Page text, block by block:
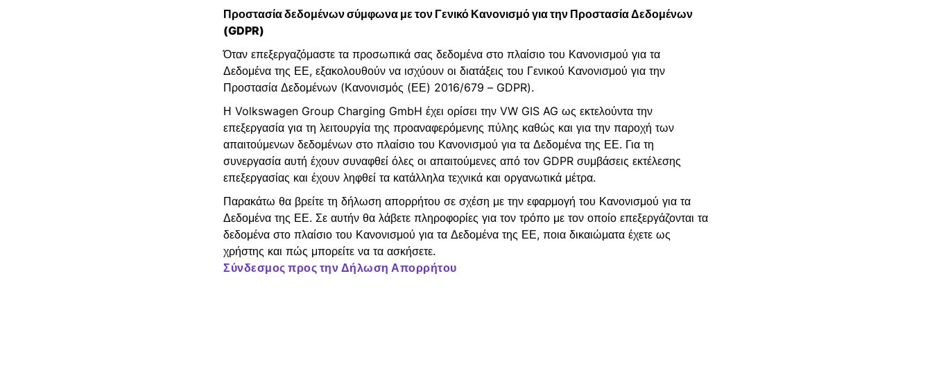
Προστασία δεδομένων σύμφωνα με τον Γενικό Κανονισμό για την Προστασία Δεδομένων
(GDPR)
Όταν επεξεργαζόμαστε τα προσωπικά σας δεδομένα στο πλαίσιο του Κανονισμού για τα
Δεδομένα της ΕΕ, εξακολουθούν να ισχύουν οι διατάξεις του Γενικού Κανονισμού για την
Προστασία Δεδομένων (Κανονισμός (ΕΕ) 2016/679 – GDPR).
Η Volkswagen Group Charging GmbH έχει ορίσει την VW GIS AG ως εκτελούντα την
επεξεργασία για τη λειτουργία της προαναφερόμενης πύλης καθώς και για την παροχή των
απαιτούμενων δεδομένων στο πλαίσιο του Κανονισμού για τα Δεδομένα της ΕΕ. Για τη
συνεργασία αυτή έχουν συναφθεί όλες οι απαιτούμενες από τον GDPR συμβάσεις εκτέλεσης
επεξεργασίας και έχουν ληφθεί τα κατάλληλα τεχνικά και οργανωτικά μέτρα.
Παρακάτω θα βρείτε τη δήλωση απορρήτου σε σχέση με την εφαρμογή του Κανονισμού για τα
Δεδομένα της ΕΕ. Σε αυτήν θα λάβετε πληροφορίες για τον τρόπο με τον οποίο επεξεργάζονται τα
δεδομένα στο πλαίσιο του Κανονισμού για τα Δεδομένα της ΕΕ, ποια δικαιώματα έχετε ως
χρήστης και πώς μπορείτε να τα ασκήσετε.
Σύνδεσμος προς την Δήλωση Απορρήτου